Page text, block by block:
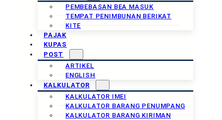
PEMBEBASAN BEA MASUK
TEMPAT PENIMBUNAN BERIKAT
KITE
PAJAK
KUPAS
POST
ARTIKEL
ENGLISH
KALKULATOR
KALKULATOR IMEI
KALKULATOR BARANG PENUMPANG
KALKULATOR BARANG KIRIMAN